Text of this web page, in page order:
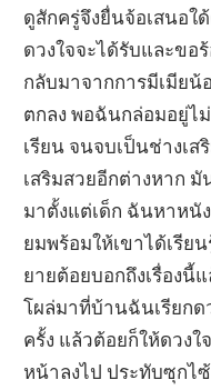
ดูสักครู่จึงยื่นจ้อเสนอใ
ดวงใจจะได้รับและข
กลับมาจากการมีเมีย
ตกลง พอฉันกล่อมอยู่ไ
เรียน จนจบเป็นช่างเ
เสริมสวยอีกต่างหาก มั
มาตั้งแต่เด็ก ฉันหาหนัง
ยมพร้อมให้เขาได้เรีย
ยายต้อยบอกถึงเรื่องนี้
โผล่มาที่บ้านฉันเรียก
ครั้ง แล้วต้อยก็ให้ดวง
หน้าลงไป ประทับซุกไ